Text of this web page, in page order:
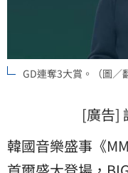
GD連奪3大賞。（圖／
[廣告]
韓國音樂盛事《